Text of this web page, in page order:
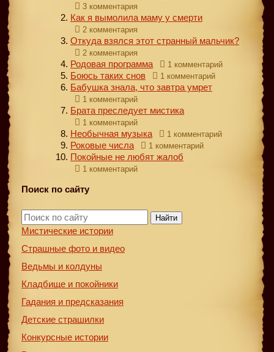
3 комментария
Как я вымолила маму у смерти
2 комментария
Откуда взялся этот странный мальчик?
2 комментария
Родовая программа 1 комментарий
Боюсь таких снов 1 комментарий
Бабушка знала, что завтра умрет
1 комментарий
Брата преследует мистика
1 комментарий
Необычная музыка 1 комментарий
Роковые числа 1 комментарий
Покойные не любят жалоб
1 комментарий
Поиск по сайту
Найти
Мистические истории
Страшные фото и видео
Ведьмы и колдуны
Кладбище и покойники
Гадания и предсказания
Детские страшилки
Конкурсные истории